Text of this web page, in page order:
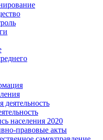
деятельность
населения 2020
правовые акты